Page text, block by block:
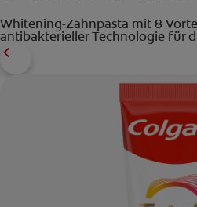
Whitening-Zahnpasta mit 8
antibakterieller Technologie für